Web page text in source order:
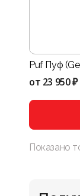
Puf Пуф
от 23 950 ₽
Показано